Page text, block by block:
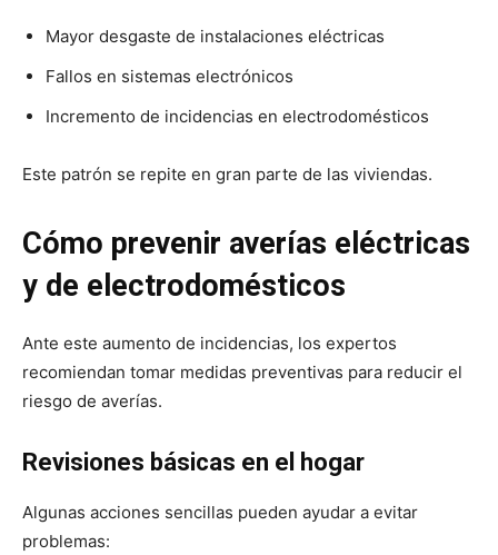
Mayor desgaste de instalaciones eléctricas
Fallos en sistemas electrónicos
Incremento de incidencias en electrodomésticos
Este patrón se repite en gran parte de las viviendas.
Cómo prevenir averías eléctricas
y de electrodomésticos
Ante este aumento de incidencias, los expertos
recomiendan tomar medidas preventivas para reducir el
riesgo de averías.
Revisiones básicas en el hogar
Algunas acciones sencillas pueden ayudar a evitar
problemas: